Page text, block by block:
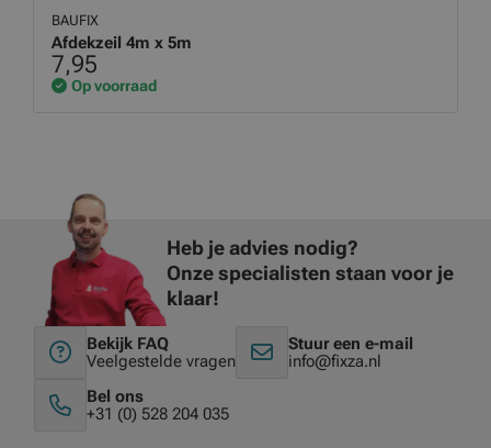
BAUFIX
Afdekzeil 4m x 5m
7,95
Op voorraad
Heb je advies nodig?
Onze specialisten staan voor je
klaar!
Bekijk FAQ
Veelgestelde vragen
Stuur een e-mail
info@fixza.nl
Bel ons
+31 (0) 528 204 035